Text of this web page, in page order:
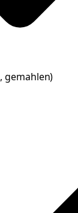
, gemahlen)